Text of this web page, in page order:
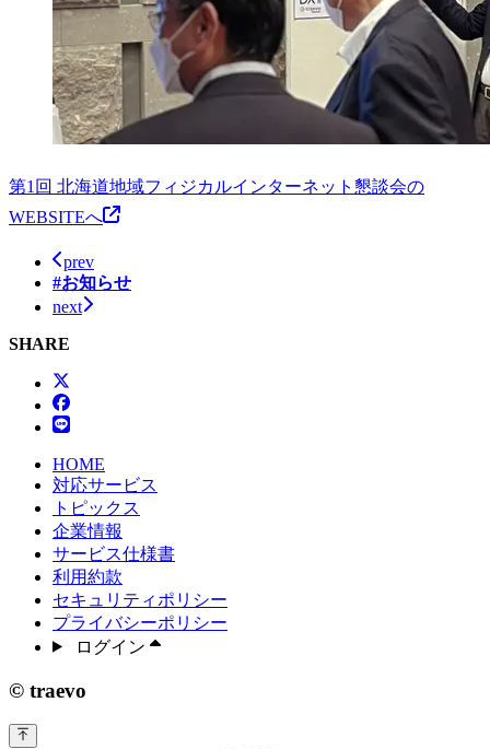
第1回 北海道地域フィジカルインターネット懇談会の
WEBSITEへ
prev
#お知らせ
next
SHARE
HOME
対応サービス
トピックス
企業情報
サービス仕様書
利用約款
セキュリティポリシー
プライバシーポリシー
ログイン
© traevo